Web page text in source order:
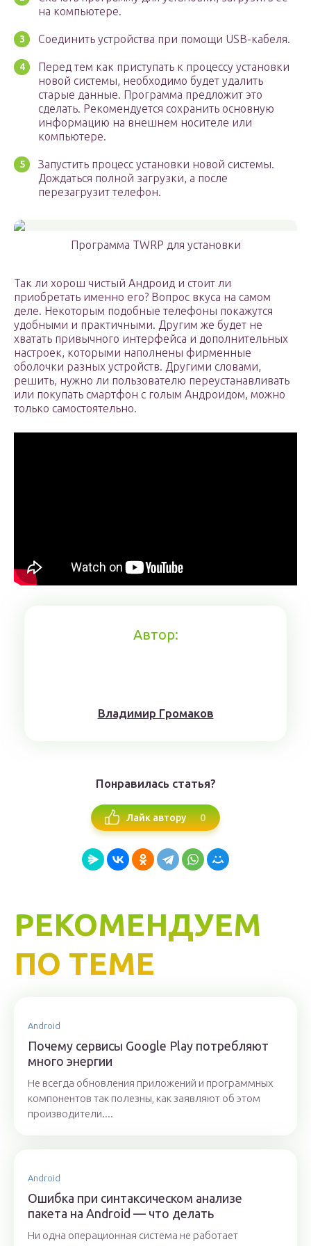
на компьютере.
Соединить устройства при помощи USB-кабеля.
Перед тем как приступать к процессу установки
новой системы, необходимо будет удалить
старые данные. Программа предложит это
сделать. Рекомендуется сохранить основную
информацию на внешнем носителе или
компьютере.
Запустить процесс установки новой системы.
Дождаться полной загрузки, а после
перезагрузит телефон.
Программа TWRP для установки
Так ли хорош чистый Андроид и стоит ли
приобретать именно его? Вопрос вкуса на самом
деле. Некоторым подобные телефоны покажутся
удобными и практичными. Другим же будет не
хватать привычного интерфейса и дополнительных
настроек, которыми наполнены фирменные
оболочки разных устройств. Другими словами,
решить, нужно ли пользователю переустанавливать
или покупать смартфон с голым Андроидом, можно
только самостоятельно.
Автор:
Влaдимиp Гpoмaкoв
Понравилась статья?
Лайк автору 0
РЕКОМЕНДУЕМ
ПО ТЕМЕ
Android
Почему сервисы Google Play потребляют
много энергии
Не всегда обновления приложений и программных
компонентов так полезны, как заявляют об этом
производители....
Android
Ошибка при синтаксическом анализе
пакета на Android — что делать
Ни одна операционная система не работает